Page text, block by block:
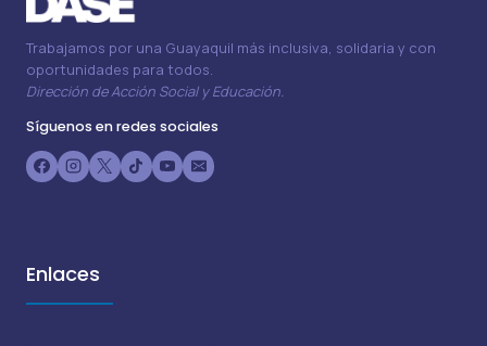
Trabajamos por una Guayaquil más inclusiva, solidaria y con
oportunidades para todos.
Dirección de Acción Social y Educación.
Síguenos en redes sociales
Enlaces